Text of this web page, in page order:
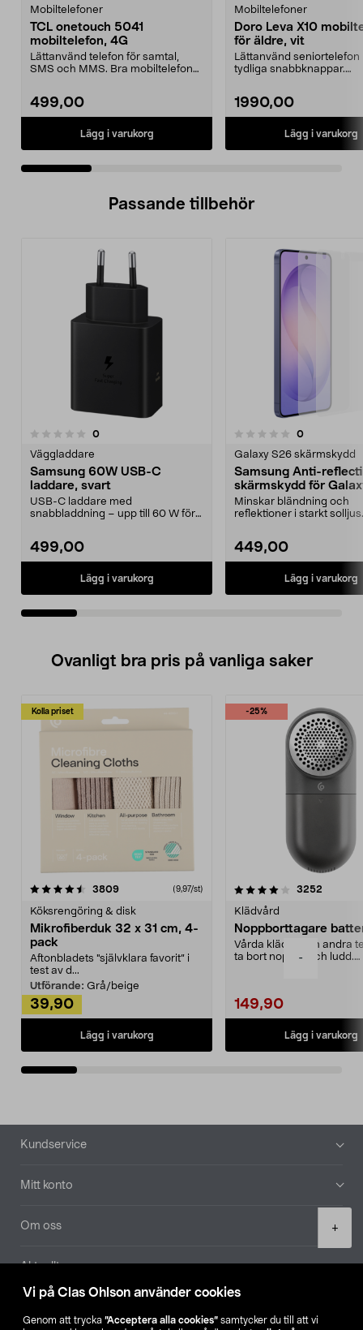
Vi på Clas Ohlson använder cookies
Genom att trycka ”Acceptera alla cookies” samtycker du till att vi
-
+
Mobiltelefoner
TCL onetouch 5041
mobiltelefon, 4G
Lättanvänd telefon för samtal,
SMS och MMS. Bra mobiltelefon
499,00
Lägg i varukorg
Mobiltelefoner
Doro Leva X10
för äldre, vit
Lättanvänd seniortelefon
tydliga snabbknappar.
1990,00
Lägg i varukorg
Passande tillbehör
0recensioner
Väggladdare
Samsung 60W USB-C
laddare, svart
USB-C laddare med
snabbladdning – upp till 60 W för
499,00
Lägg i varukorg
0.0 av 5 stjärnor 0recensioner
Galaxy S26 skärmskydd
Samsung Anti-
skärmskydd för
Minskar bländning och
reflektioner i starkt solljus.
449,00
Lägg i varukorg
0.0 av 5 stjärnor
Ovanligt bra pris på vanliga saker
Kolla priset
3809recensioner (9,97/st)
Köksrengöring & disk
Mikrofiberduk 32 x 31 cm, 4-
pack
Aftonbladets "självklara favorit” i
test av d...
Utförande: Grå/beige
39,90
Lägg i varukorg
-25%
4.0av 5 stjärnor 3252
Klädvård
Noppborttagare
Vårda kläder och andra
ta bort noppor och ludd.
149,90
Lägg i varukorg
4.5av 5 stjärnor
Sidfot
Kundservice
Mitt konto
Om oss
Aktuellt